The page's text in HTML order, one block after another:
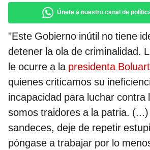
Únete a nuestro canal de
"Este Gobierno inútil no tiene
detener la ola de criminalidad.
le ocurre a la presidenta
quienes criticamos su
incapacidad para luchar contra
somos traidores a la patria.
sandeces, deje de repetir
póngase a trabajar por lo